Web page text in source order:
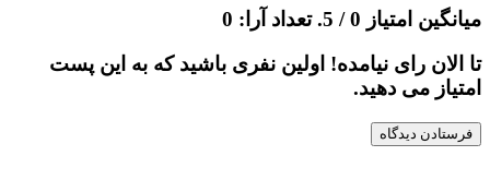
میانگین امتیاز 0/ 5. تعداد آرا:
0
تا الان رای نیامده! اولین نفری باشید که به این پست
امتیاز می دهید.